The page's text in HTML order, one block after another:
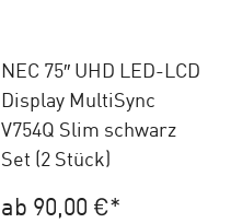
NEC 75″ UHD LED-LCD
Display MultiSync
V754Q Slim schwarz
Set (2 Stück)
ab 90,00 €*